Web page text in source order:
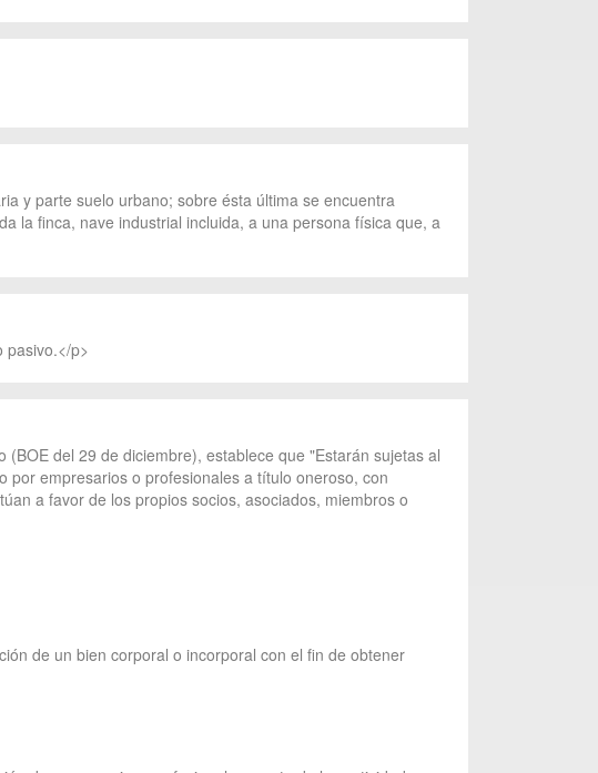
y parte suelo urbano; sobre ésta última se encuentra
la finca, nave industrial incluida, a una persona física que, a
pasivo.</p>
del 29 de diciembre), establece que "Estarán sujetas al
por empresarios o profesionales a título oneroso, con
a favor de los propios socios, asociados, miembros o
de un bien corporal o incorporal con el fin de obtener